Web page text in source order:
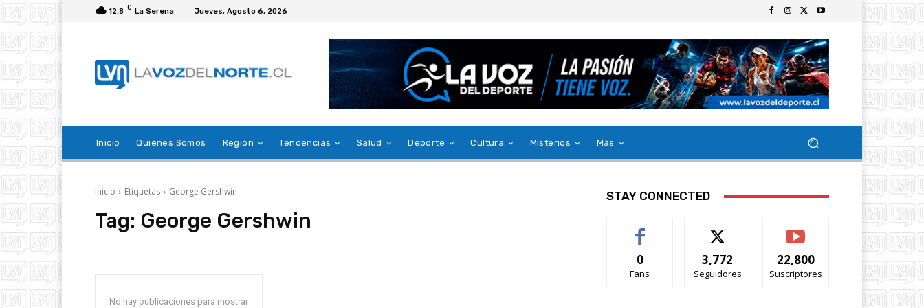
12.8 C La Serena Jueves, Agosto 6, 2026
Inicio Quiénes Somos Región Tendencias Salud Deporte Cultura Misterios Más
Inicio Etiquetas George Gershwin
Tag: George Gershwin
No hay publicaciones para mostrar
STAY CONNECTED
0
Fans
3,772
Seguidores
22,800
Suscriptores